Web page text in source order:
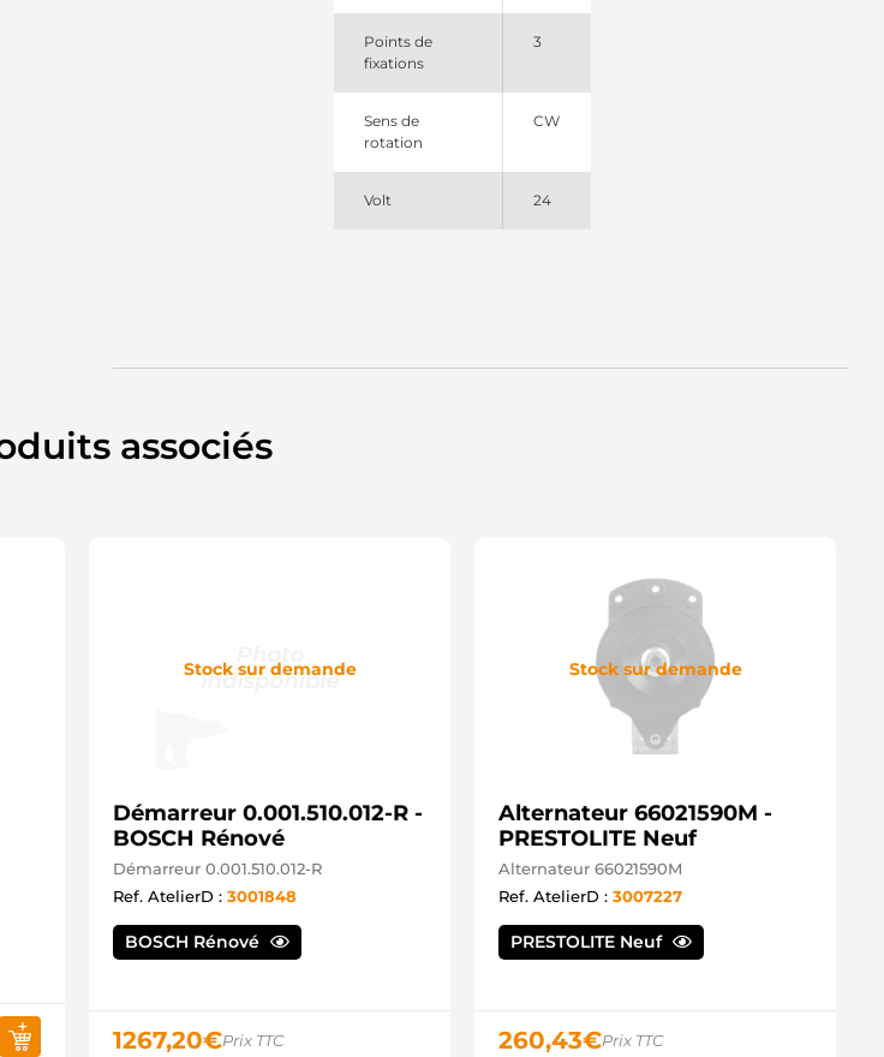
Points de
fixations
3
Sens de
rotation
CW
Volt 24
associés
Stock sur demande
Démarreur 0.001.510.012-R -
BOSCH Rénové
Démarreur 0.001.510.012-R
Ref. AtelierD : 3001848
BOSCH Rénové
1267,20€Prix TTC
Stock sur demande
Alternateur 66021590M -
PRESTOLITE Neuf
Alternateur 66021590M
Ref. AtelierD : 3007227
PRESTOLITE Neuf
260,43€Prix TTC